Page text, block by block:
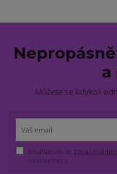
a
Můžete se kdykoli
Souhlasím se
newsletteru.